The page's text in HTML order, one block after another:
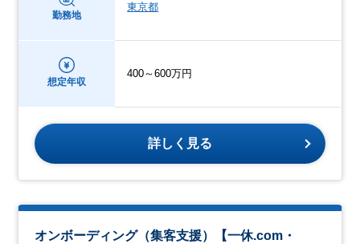
勤務地
東京都
想定年収
400～600万円
詳しく見る
オンボーディング（集客支援）【一休.com・